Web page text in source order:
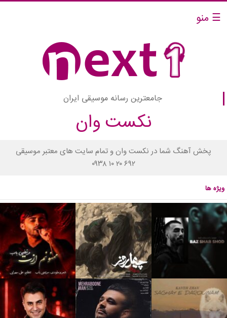
☰ منو
جامعترین رسانه موسیقی ایران
نکست وان
پخش آهنگ شما در نکست وان و تمام سایت های معتبر موسیقی
۰۹۳۸ ۱۰ ۲۰ ۶۹۲
ویژه ها